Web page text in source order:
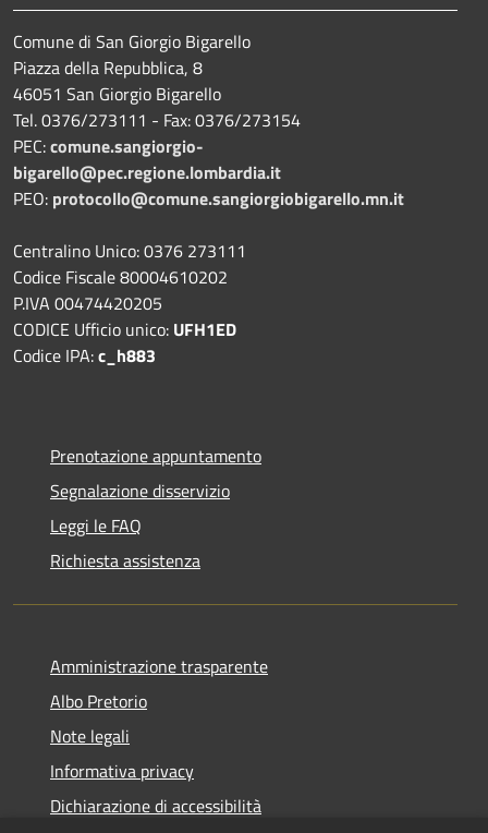
Comune di San Giorgio Bigarello
Piazza della Repubblica, 8
46051 San Giorgio Bigarello
Tel. 0376/273111 - Fax: 0376/273154
PEC:comune.sangiorgio-
bigarello@pec.regione.lombardia.it
PEO: protocollo@comune.sangiorgiobigarello.mn.it
Centralino Unico: 0376 273111
Codice Fiscale 80004610202
P.IVA 00474420205
CODICE Ufficio unico: UFH1ED
Codice IPA:c_h883
Prenotazione appuntamento
Segnalazione disservizio
Leggi le FAQ
Richiesta assistenza
Amministrazione trasparente
Albo Pretorio
Note legali
Informativa privacy
Dichiarazione di accessibilità